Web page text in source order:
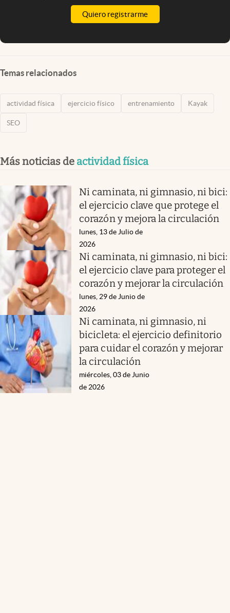
Quiero registrarme
Temas relacionados
actividad física ejercicio físico entrenamiento Kayak
SEO
Más noticias de actividad física
Ni caminata, ni gimnasio, ni bici:
el ejercicio clave que protege el
corazón y mejora la circulación
lunes, 13 de Julio de
2026
Ni caminata, ni gimnasio, ni bici:
el ejercicio clave para proteger el
corazón y mejorar la circulación
lunes, 29 de Junio de
2026
Ni caminata, ni gimnasio, ni
bicicleta: el ejercicio definitorio
para cuidar el corazón y mejorar
la circulación
miércoles, 03 de Junio
de 2026